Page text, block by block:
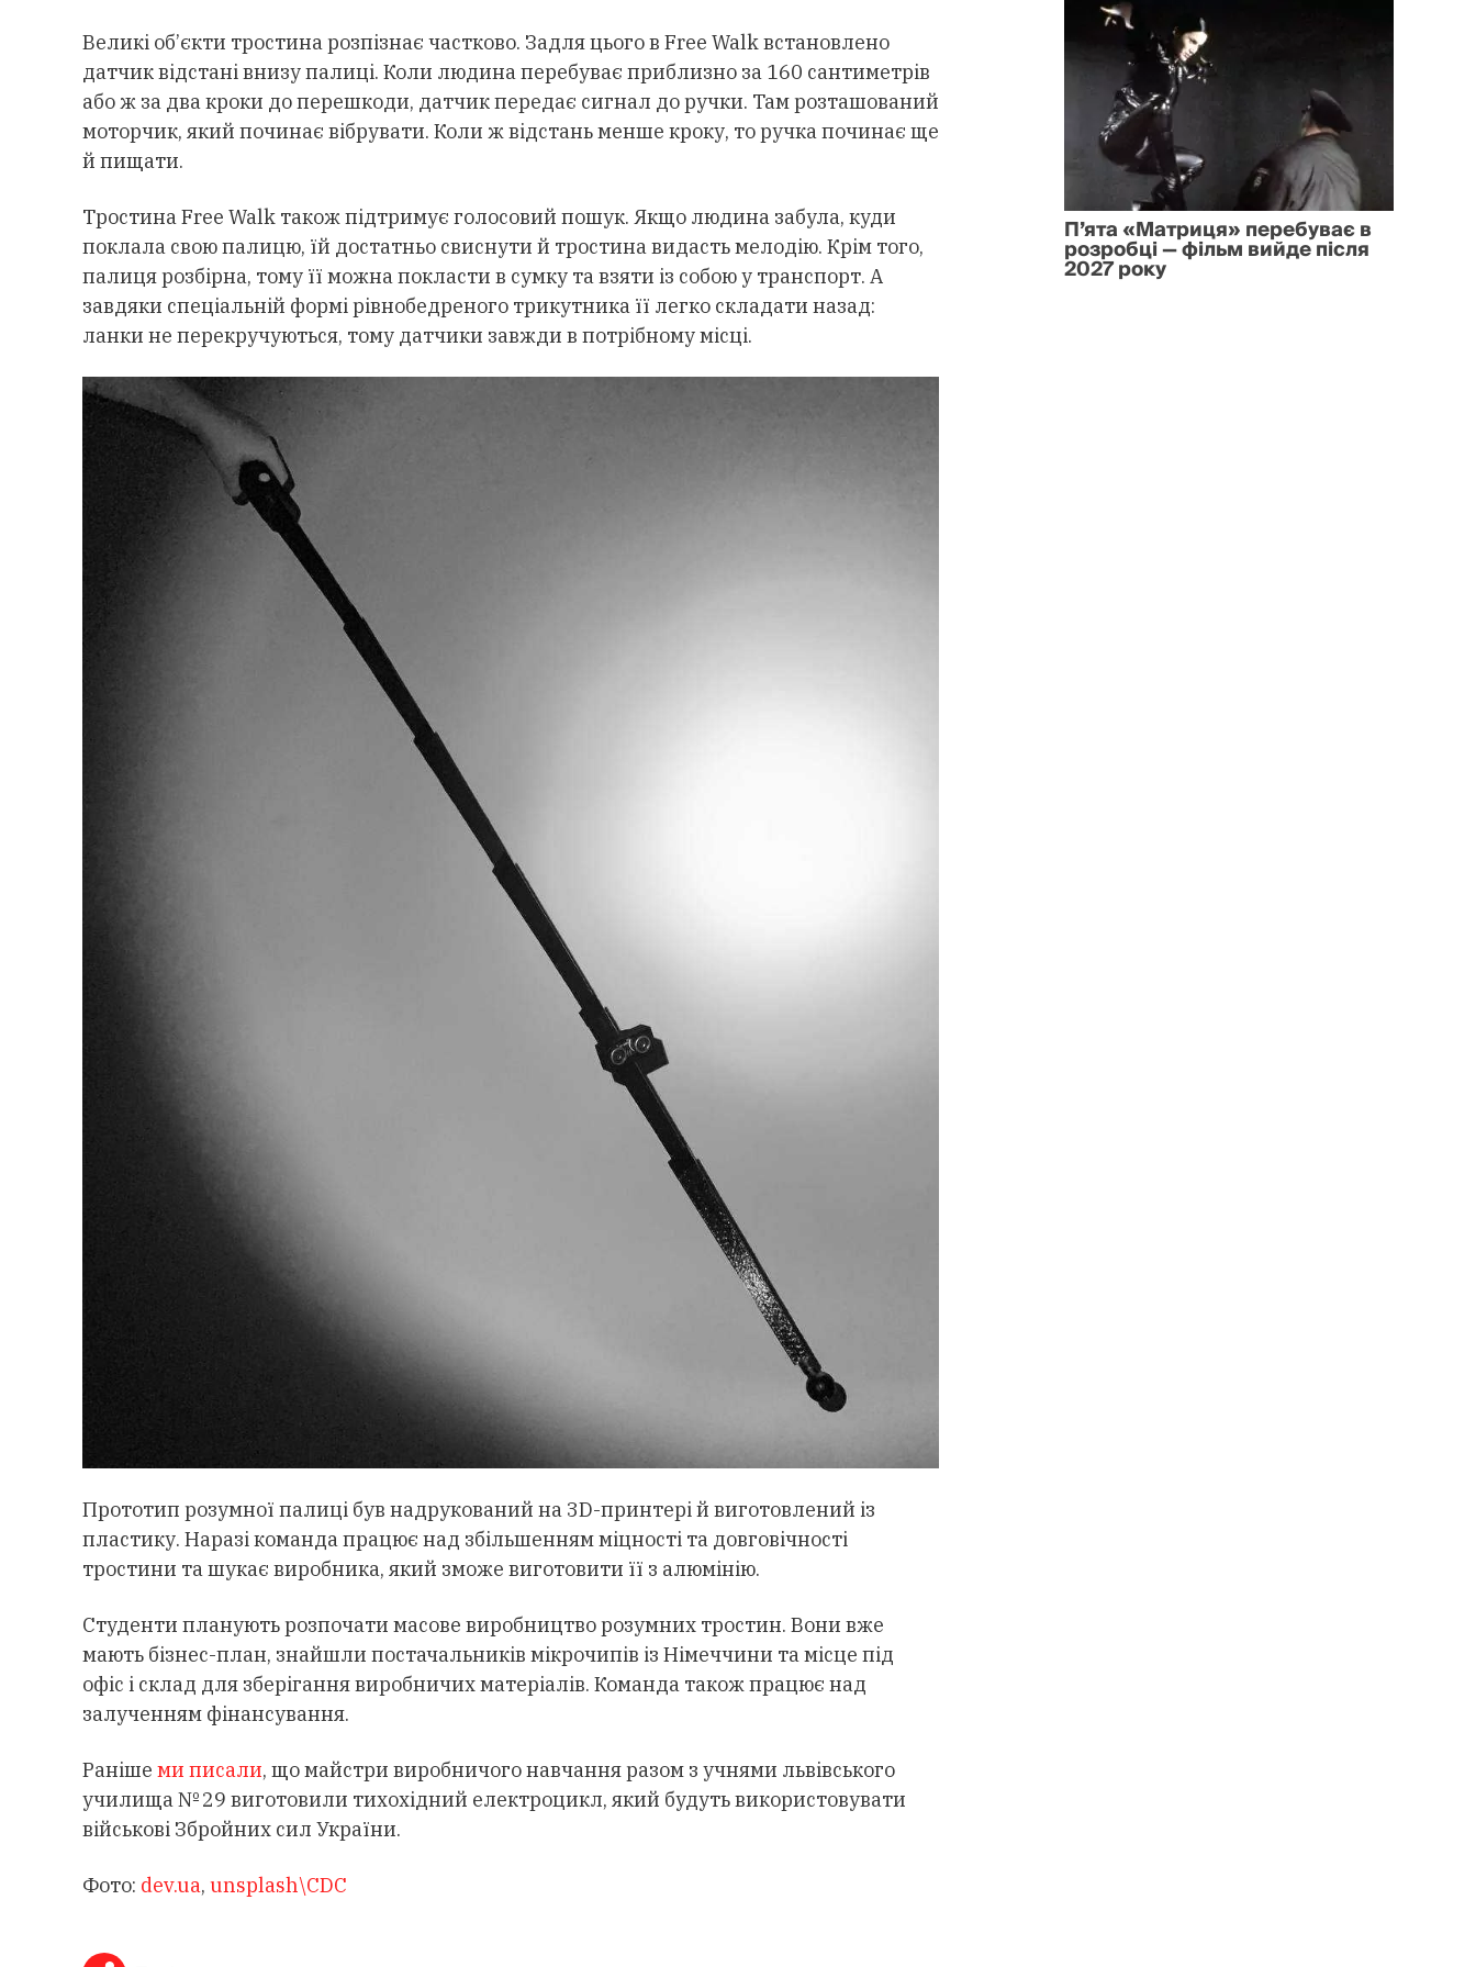
Великі об’єкти тростина розпізнає частково. Задля цього в Free Walk встановлено
датчик відстані внизу палиці. Коли людина перебуває приблизно за 160 сантиметрів
або ж за два кроки до перешкоди, датчик передає сигнал до ручки. Там розташований
моторчик, який починає вібрувати. Коли ж відстань менше кроку, то ручка починає ще
й пищати.
Тростина Free Walk також підтримує голосовий пошук. Якщо людина забула, куди
поклала свою палицю, їй достатньо свиснути й тростина видасть мелодію. Крім того,
палиця розбірна, тому її можна покласти в сумку та взяти із собою у транспорт. А
завдяки спеціальній формі рівнобедреного трикутника її легко складати назад:
ланки не перекручуються, тому датчики завжди в потрібному місці.
Прототип розумної палиці був надрукований на 3D-принтері й виготовлений із
пластику. Наразі команда працює над збільшенням міцності та довговічності
тростини та шукає виробника, який зможе виготовити її з алюмінію.
Студенти планують розпочати масове виробництво розумних тростин. Вони вже
мають бізнес-план, знайшли постачальників мікрочипів із Німеччини та місце під
офіс і склад для зберігання виробничих матеріалів. Команда також працює над
залученням фінансування.
Раніше ми писали, що майстри виробничого навчання разом з учнями львівського
училища № 29 виготовили тихохідний електроцикл, який будуть використовувати
військові Збройних сил України.
Фото: dev.ua, unsplash\CDC
П’ята «Матриця» перебуває в
розробці — фільм вийде після
2027 року